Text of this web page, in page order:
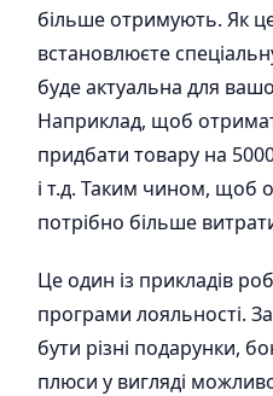
більше отримують. Як
встановлюєте
буде актуальна для
Наприклад, щоб
придбати товару на
і т.д. Таким чином, щоб
потрібно більше
Це один із прикладів
програми лояльності.
бути різні подарунки,
плюси у вигляді